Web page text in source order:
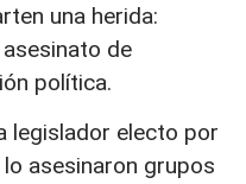
una herida:
de
política.
legislador electo por
asesinaron grupos